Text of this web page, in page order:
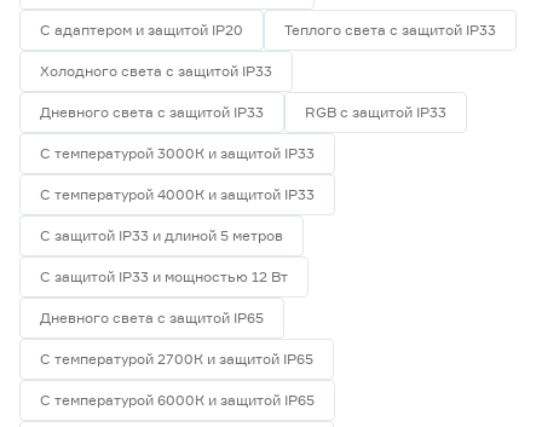
С адаптером и защитой IP20 Теплого света с защитой IP33
Холодного света с защитой IP33
Дневного света с защитой IP33 RGB с защитой IP33
С температурой 3000К и защитой IP33
С температурой 4000К и защитой IP33
С защитой IP33 и длиной 5 метров
С защитой IP33 и мощностью 12 Вт
Дневного света с защитой IP65
С температурой 2700К и защитой IP65
С температурой 6000К и защитой IP65